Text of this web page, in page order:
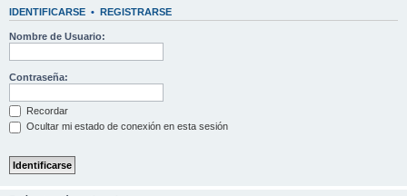
IDENTIFICARSE • REGISTRARSE
Nombre de Usuario:
Contraseña:
Recordar
Ocultar mi estado de conexión en esta sesión